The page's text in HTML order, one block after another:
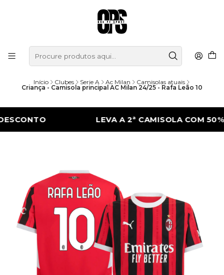
Início Clubes Serie A Ac Milan Camisolas atuais
Criança - Camisola principal AC Milan 24/25 - Rafa Leão 10
LEVA A 2ª CAMISOLA COM 50% DE